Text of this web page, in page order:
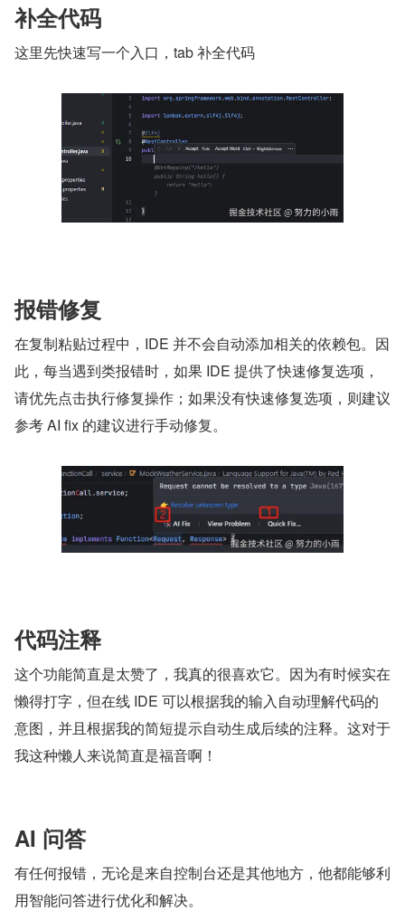
补全代码
这里先快速写一个入口，tab 补全代码
报错修复
在复制粘贴过程中，IDE 并不会自动添加相关的依赖包。因
此，每当遇到类报错时，如果 IDE 提供了快速修复选项，
请优先点击执行修复操作；如果没有快速修复选项，则建议
参考 AI fix 的建议进行手动修复。
代码注释
这个功能简直是太赞了，我真的很喜欢它。因为有时候实在
懒得打字，但在线 IDE 可以根据我的输入自动理解代码的
意图，并且根据我的简短提示自动生成后续的注释。这对于
我这种懒人来说简直是福音啊！
AI 问答
有任何报错，无论是来自控制台还是其他地方，他都能够利
用智能问答进行优化和解决。